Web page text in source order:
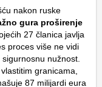
nakon ruske
gura proširenje
27 članica javlja
proces više ne vidi
nužnost.
granicama,
87 milijardi eura